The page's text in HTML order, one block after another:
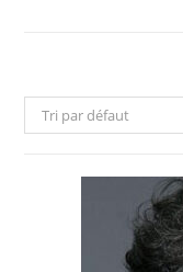
Tri par défaut